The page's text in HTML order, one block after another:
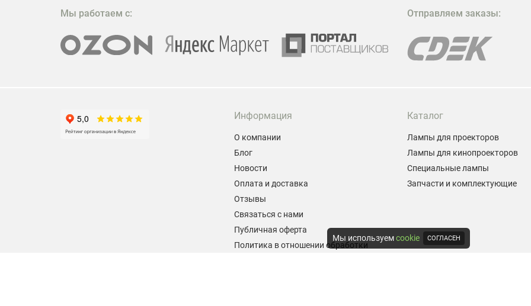
эффективных и бюджетных способов стать
проектора.
Мы работаем с: Отправляем заказы:
Информация
О компании
Блог
Новости
Оплата и доставка
Отзывы
Связаться с нами
Публичная оферта
Политика в отношении обработки
Каталог
Лампы для проекторов
Лампы для кинопроекторов
Специальные лампы
Запчасти и комплектующие
Мы используемcookie СОГЛАСЕН